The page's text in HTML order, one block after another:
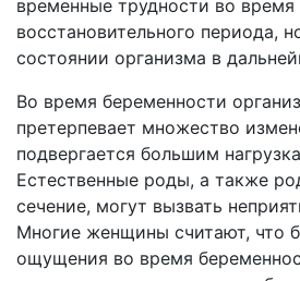
временные трудности во время
восстановительного периода,
состоянии организма в
Во время беременности
претерпевает множество
подвергается большим
Естественные роды, а также
сечение, могут вызвать
Многие женщины считают, что
ощущения во время